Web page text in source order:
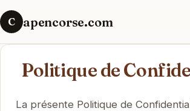
C apencorse.com
Politique de
La présente Politique de